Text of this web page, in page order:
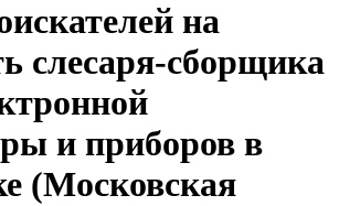
на
слесаря-сборщика
и приборов в
(Московская